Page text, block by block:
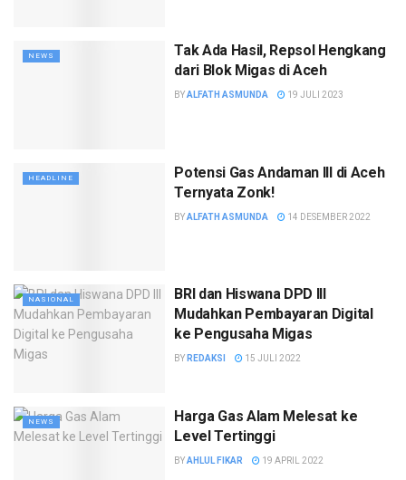
NEWS
Tak Ada Hasil, Repsol Hengkang
dari Blok Migas di Aceh
BYALFATH ASMUNDA 19 JULI 2023
HEADLINE
Potensi Gas Andaman III di Aceh
Ternyata Zonk!
BYALFATH ASMUNDA 14 DESEMBER 2022
NASIONAL
BRI dan Hiswana DPD III
Mudahkan Pembayaran Digital
ke Pengusaha Migas
BY REDAKSI 15 JULI 2022
NEWS
Harga Gas Alam Melesat ke
Level Tertinggi
BYAHLUL FIKAR 19 APRIL 2022